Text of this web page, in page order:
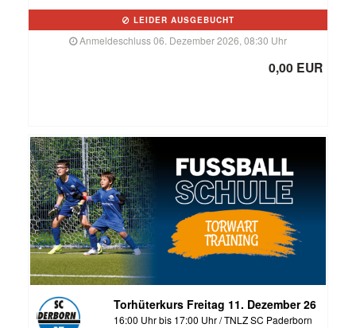
LEIDER AUSGEBUCHT
Anmeldeschluss 06. Dezember 2026, 08:30 Uhr
0,00 EUR
Torhüterkurs Freitag 11. Dezember 26
16:00 Uhr bis 17:00 Uhr / TNLZ SC Paderborn